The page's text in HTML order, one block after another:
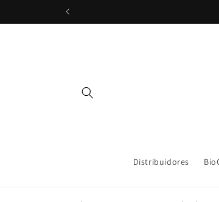
directamente
al contenido
Distribuidores